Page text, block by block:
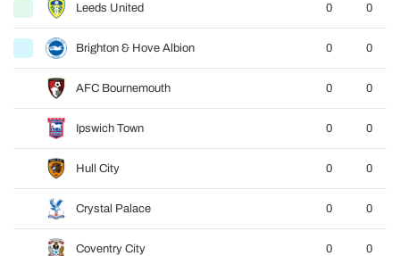
Leeds United 0 0
Brighton & Hove Albion 0 0
AFC Bournemouth 0 0
Ipswich Town 0 0
Hull City 0 0
Crystal Palace 0 0
Coventry City 0 0